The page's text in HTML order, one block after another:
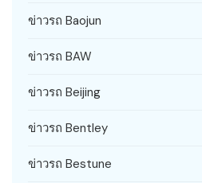
ข่าวรถ Baojun
ข่าวรถ BAW
ข่าวรถ Beijing
ข่าวรถ Bentley
ข่าวรถ Bestune